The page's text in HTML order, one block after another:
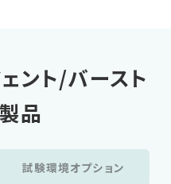
品
試験環境オプション